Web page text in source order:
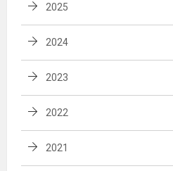
2025
2024
2023
2022
2021